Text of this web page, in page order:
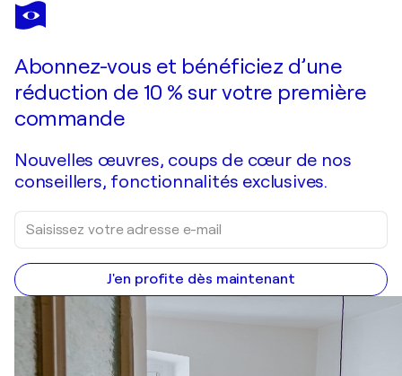
CLAUDIO PINCAS FELDMAN
Cabra Portico
Abonnez-vous et bénéficiez d’une
réduction de 10 % sur votre première
commande
Nouvelles œuvres, coups de cœur de nos
conseillers, fonctionnalités exclusives.
J'en profite dès maintenant